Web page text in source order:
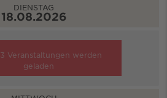
DIENSTAG
18.08.2026
3 Veranstaltungen werden
geladen